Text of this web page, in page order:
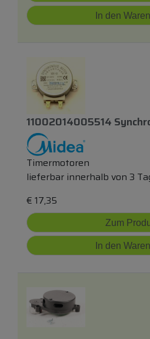
In den
11002014005514
Timermotoren
lieferbar innerhalb von 3
€ 17,35
Zum
In den